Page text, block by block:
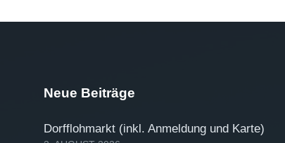
Neue Beiträge
Dorfflohmarkt (inkl. Anmeldung und Karte)